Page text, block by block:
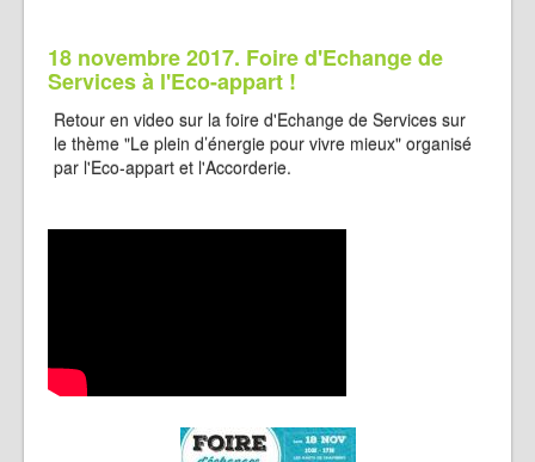
18 novembre 2017. Foire d'Echange de
Services à l'Eco-appart !
Retour en video sur la foire d'Echange de Services sur
le thème "Le plein d’énergie pour vivre mieux" organisé
par l'Eco-appart et l'Accorderie.